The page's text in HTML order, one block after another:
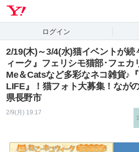
ログイン
2/19(木)～3/4(水)猫イベントが続
ィーク』フェリシモ猫部･フェカ
Me＆Catsなど多彩なネコ雑貨♪
LIFE』！猫フォト大募集！なが
県長野市
2/9(月) 19:17